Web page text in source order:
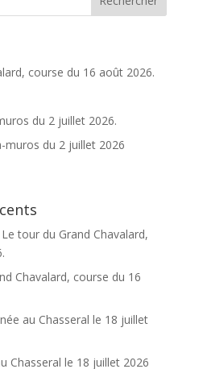
course du 16 août 2026.
du 2 juillet 2026.
muros du 2 juillet 2026
Le tour du Grand Chavalard,
Chavalard, course du 16
au Chasseral le 18 juillet
Chasseral le 18 juillet 2026